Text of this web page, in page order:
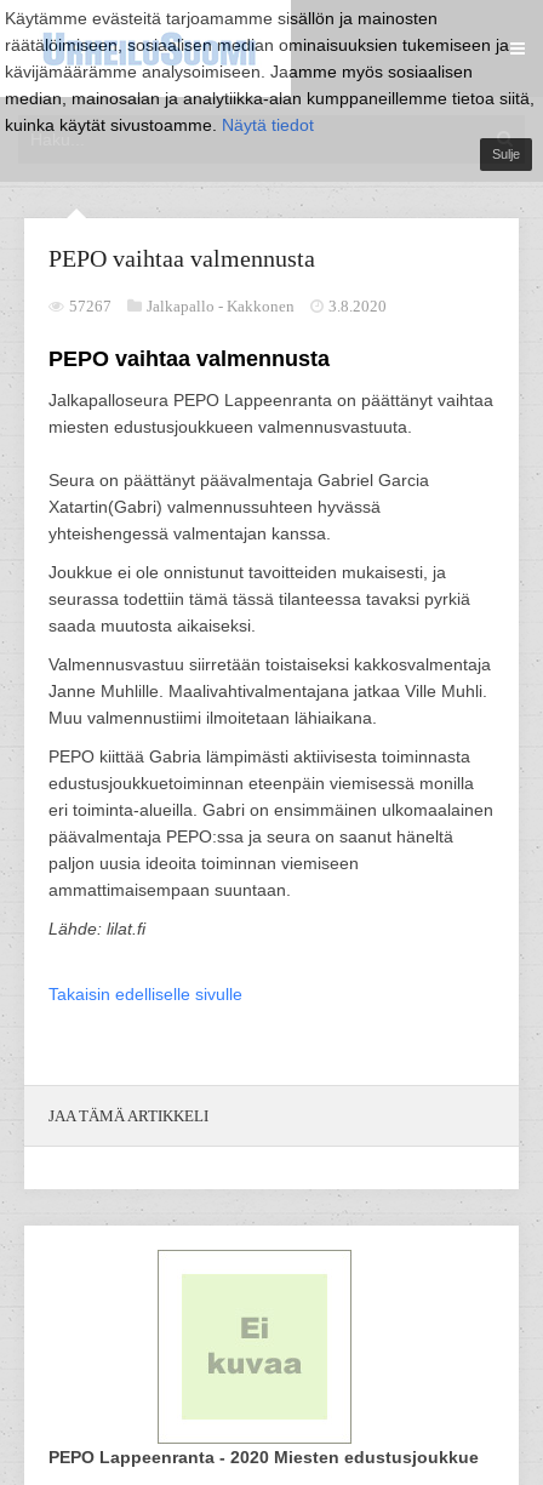
Käytämme evästeitä tarjoamamme sisällön ja mainosten
räätälöimiseen, sosiaalisen median ominaisuuksien tukemiseen ja
kävijämäärämme analysoimiseen. Jaamme myös sosiaalisen
median, mainosalan ja analytiikka-alan kumppaneillemme tietoa siitä,
kuinka käytät sivustoamme. Näytä tiedot
Sulje
PEPO vaihtaa valmennusta
57267 Jalkapallo - Kakkonen 3.8.2020
PEPO vaihtaa valmennusta
Jalkapalloseura PEPO Lappeenranta on päättänyt vaihtaa
miesten edustusjoukkueen valmennusvastuuta.
Seura on päättänyt päävalmentaja Gabriel Garcia
Xatartin(Gabri) valmennussuhteen hyvässä
yhteishengessä valmentajan kanssa.
Joukkue ei ole onnistunut tavoitteiden mukaisesti, ja
seurassa todettiin tämä tässä tilanteessa tavaksi pyrkiä
saada muutosta aikaiseksi.
Valmennusvastuu siirretään toistaiseksi kakkosvalmentaja
Janne Muhlille. Maalivahtivalmentajana jatkaa Ville Muhli.
Muu valmennustiimi ilmoitetaan lähiaikana.
PEPO kiittää Gabria lämpimästi aktiivisesta toiminnasta
edustusjoukkuetoiminnan eteenpäin viemisessä monilla
eri toiminta-alueilla. Gabri on ensimmäinen ulkomaalainen
päävalmentaja PEPO:ssa ja seura on saanut häneltä
paljon uusia ideoita toiminnan viemiseen
ammattimaisempaan suuntaan.
Lähde: lilat.fi
Takaisin edelliselle sivulle
JAA TÄMÄ ARTIKKELI
PEPO Lappeenranta - 2020 Miesten edustusjoukkue